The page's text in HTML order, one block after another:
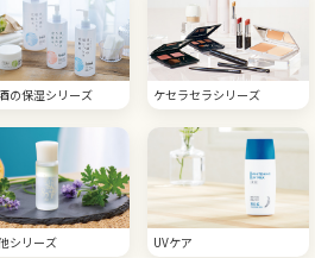
の保湿シリーズ ケセラセラシリーズ
シリーズ UVケア